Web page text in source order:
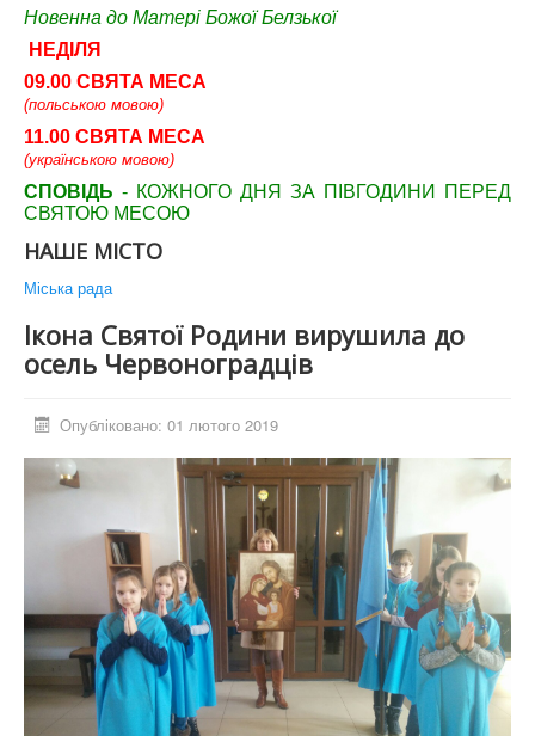
Новенна до Матері Божої Белзької
НЕДІЛЯ
09.00 СВЯТА МЕСА
(польською мовою)
11.00 СВЯТА МЕСА
(українською мовою)
СПОВІДЬ - КОЖНОГО ДНЯ ЗА ПІВГОДИНИ ПЕРЕД
СВЯТОЮ МЕСОЮ
НАШЕ МІСТО
Міська рада
Ікона Святої Родини вирушила до
осель Червоноградців
Опубліковано: 01 лютого 2019